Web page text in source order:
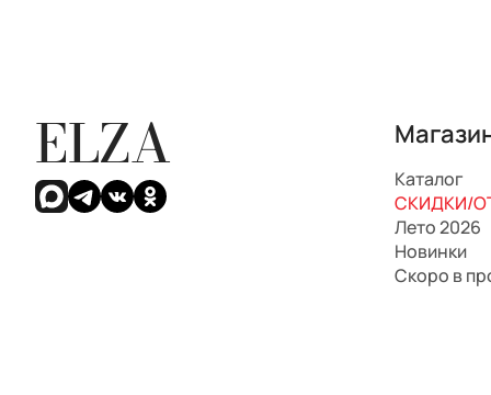
ELZA
Каталог
СКИДКИ/
Лето 2026
Новинки
Скоро в